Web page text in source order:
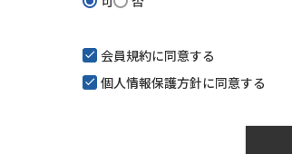
会員規約に同意する
個人情報保護方針に同意する